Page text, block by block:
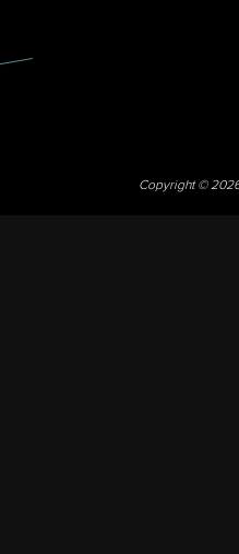
Copyright ©